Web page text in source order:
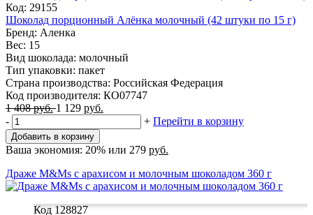
Код: 29155
Шоколад порционный Алёнка молочный (42 штуки по 15 г)
Бренд: Аленка
Вес: 15
Вид шоколада: молочный
Тип упаковки: пакет
Страна производства: Российская Федерация
Код производителя: КО07747
1 408руб. 1 129 руб.
-
+ Перейти в корзину
Добавить в корзину
Ваша экономия: 20% или 279 руб.
Драже M&Ms с арахисом и молочным шоколадом 360 г
Код 128827